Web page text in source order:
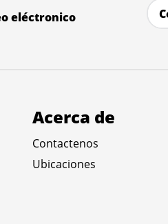
eléctronico
Acerca de
Contactenos
Ubicaciones